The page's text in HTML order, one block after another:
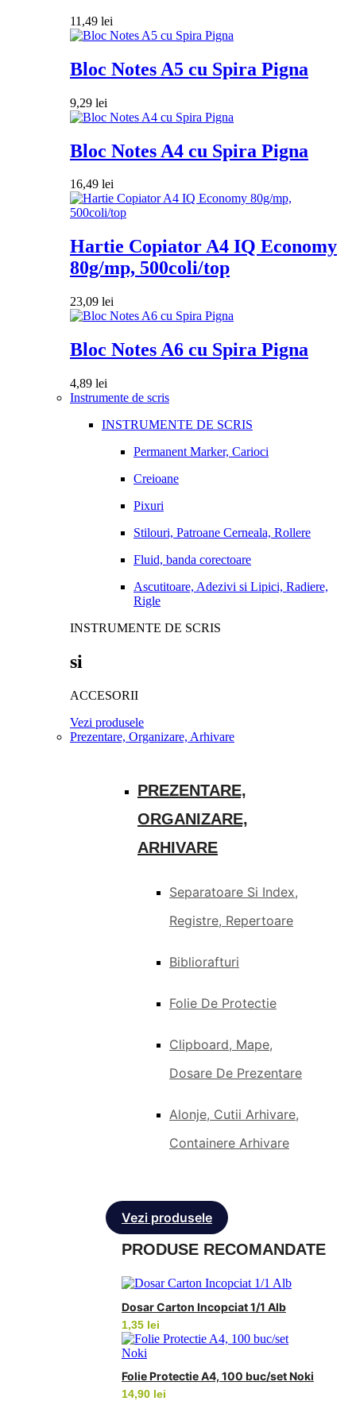
11,49 lei
Bloc Notes A5 cu Spira Pigna
9,29 lei
Bloc Notes A4 cu Spira Pigna
16,49 lei
Hartie Copiator A4 IQ Economy
80g/mp, 500coli/top
23,09 lei
Bloc Notes A6 cu Spira Pigna
4,89 lei
Instrumente de scris
INSTRUMENTE DE SCRIS
Permanent Marker, Carioci
Creioane
Pixuri
Stilouri, Patroane Cerneala, Rollere
Fluid, banda corectoare
Ascutitoare, Adezivi si Lipici, Radiere,
Rigle
INSTRUMENTE DE SCRIS
si
ACCESORII
Vezi produsele
Prezentare, Organizare, Arhivare
PREZENTARE,
ORGANIZARE,
ARHIVARE
Separatoare Si Index,
Registre, Repertoare
Bibliorafturi
Folie De Protectie
Clipboard, Mape,
Dosare De Prezentare
Alonje, Cutii Arhivare,
Containere Arhivare
Vezi produsele
PRODUSE RECOMANDATE
Dosar Carton Incopciat 1/1 Alb
1,35 lei
Folie Protectie A4, 100 buc/set Noki
14,90 lei